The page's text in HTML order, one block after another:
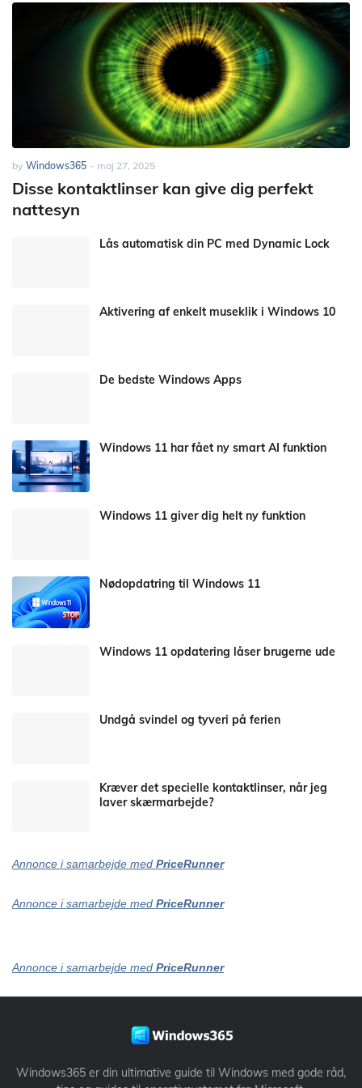
by Windows365 - maj 27, 2025
Disse kontaktlinser kan give dig perfekt
nattesyn
Lås automatisk din PC med Dynamic Lock
Aktivering af enkelt museklik i Windows 10
De bedste Windows Apps
Windows 11 har fået ny smart AI funktion
Windows 11 giver dig helt ny funktion
Nødopdatring til Windows 11
Windows 11 opdatering låser brugerne ude
Undgå svindel og tyveri på ferien
Kræver det specielle kontaktlinser, når jeg
laver skærmarbejde?
Annonce i samarbejde med PriceRunner
Annonce i samarbejde med PriceRunner
Annonce i samarbejde med PriceRunner
Windows365 er din ultimative guide til Windows med gode råd,